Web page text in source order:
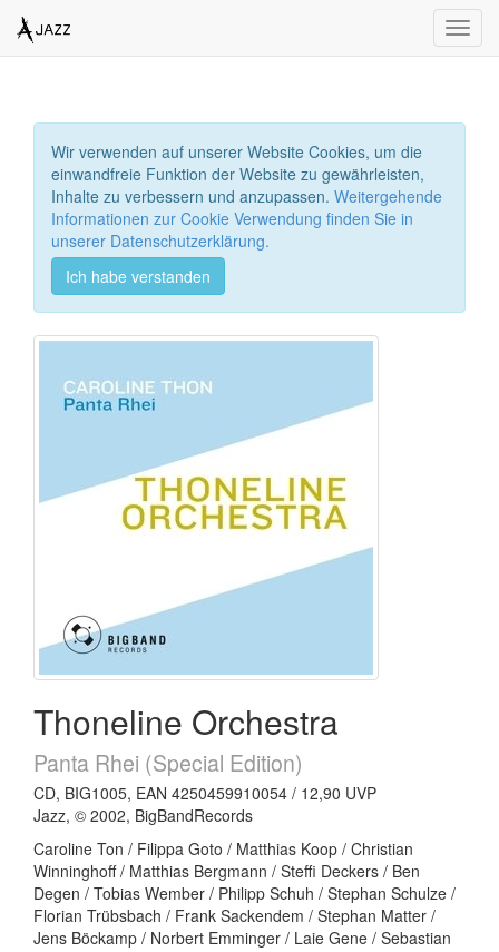
Wir verwenden auf unserer Website Cookies, um die
einwandfreie Funktion der Website zu gewährleisten,
Inhalte zu verbessern und anzupassen. Weitergehende
Informationen zur Cookie Verwendung finden Sie in
unserer Datenschutzerklärung.
Ich habe verstanden
Thoneline Orchestra
Panta Rhei (Special Edition)
CD, BIG1005, EAN 4250459910054 / 12,90 UVP
Jazz, © 2002, BigBandRecords
Caroline Ton / Filippa Goto / Matthias Koop / Christian
Winninghoff / Matthias Bergmann / Steffi Deckers / Ben
Degen / Tobias Wember / Philipp Schuh / Stephan Schulze /
Florian Trübsbach / Frank Sackendem / Stephan Matter /
Jens Böckamp / Norbert Emminger / Laie Gene / Sebastian